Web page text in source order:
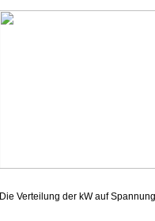
Die Verteilung der kW auf